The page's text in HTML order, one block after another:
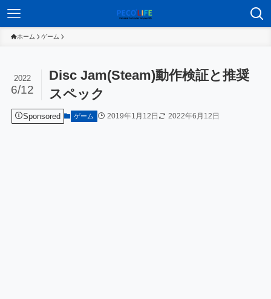
ホーム ゲーム
Disc Jam(Steam)動作検証と推奨
スペック
2022
6/12
Sponsored ゲーム 2019年1月12日 2022年6月12日